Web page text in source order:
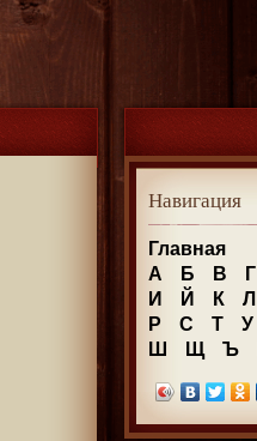
Навигация
Главная
А
Б В Г
И
Й К Л
Р
С Т У
Ш
Щ Ъ